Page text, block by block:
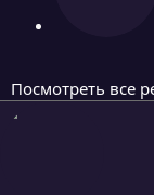
Посмотреть все